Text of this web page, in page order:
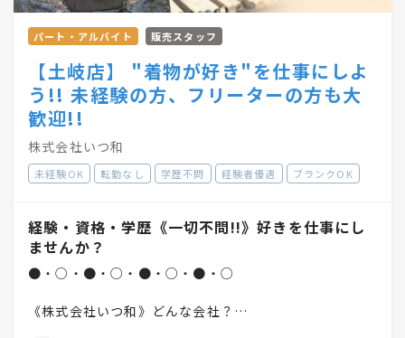
パート・アルバイト 販売スタッフ
【土岐店】 "着物が好き"を仕事にしよ
う!! 未経験の方、フリーターの方も大
歓迎!!
株式会社いつ和
未経験OK 転勤なし 学歴不問 経験者優遇 ブランクOK
経験・資格・学歴《一切不問!!》好きを仕事にし
ませんか？
●・○・●・○・●・○・●・○
《株式会社いつ和》どんな会社？